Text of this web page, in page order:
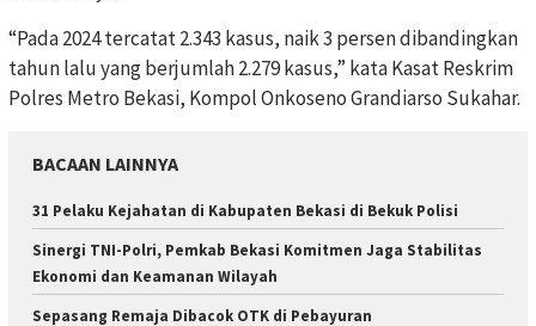
“Pada 2024 tercatat 2.343 kasus, naik 3 persen dibandingkan
tahun lalu yang berjumlah 2.279 kasus,” kata Kasat Reskrim
Polres Metro Bekasi, Kompol Onkoseno Grandiarso Sukahar.
BACAAN LAINNYA
31 Pelaku Kejahatan di Kabupaten Bekasi di Bekuk Polisi
Sinergi TNI-Polri, Pemkab Bekasi Komitmen Jaga Stabilitas
Ekonomi dan Keamanan Wilayah
Sepasang Remaja Dibacok OTK di Pebayuran